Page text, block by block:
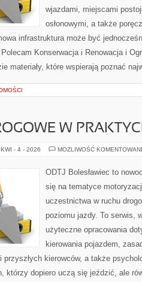
wjazdami, miejscami
osłonowymi, a także
infrastruktura może być
Konserwacja i Renowacja i
materiały, które wspierają poznać
W
KWI - 4 - 2026 MOŻLIWOŚĆ
ODTJ Bolesławiec to
się na tematyce
uczestnictwa w ruchu
poziomu jazdy. To serwis,
użyteczne opracowania
kierowania pojazdem,
kierowców, a także
którzy dopiero uczą się jeździć, ale